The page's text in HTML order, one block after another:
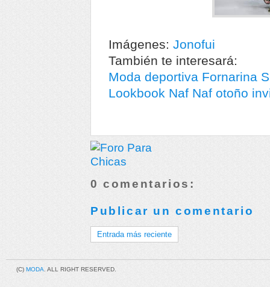
Imágenes: Jonofui
También te interesará:
Moda deportiva Fornarina
Lookbook Naf Naf otoño
0 comentarios:
Publicar un comentario
Entrada más reciente
(C) MODA . ALL RIGHT RESERVED.